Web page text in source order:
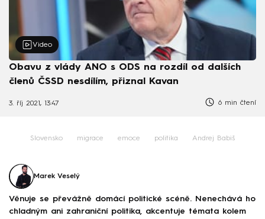
Video
Obavu z vlády ANO s ODS na rozdíl od dalších
členů ČSSD nesdílím, přiznal Kavan
3. říj 2021, 13:47 6 min čtení
Slovensko migrace emoce politika Andrej Babiš
Marek Veselý
Věnuje se převážně domácí politické scéně. Nenechává ho
chladným ani zahraniční politika, akcentuje témata kolem